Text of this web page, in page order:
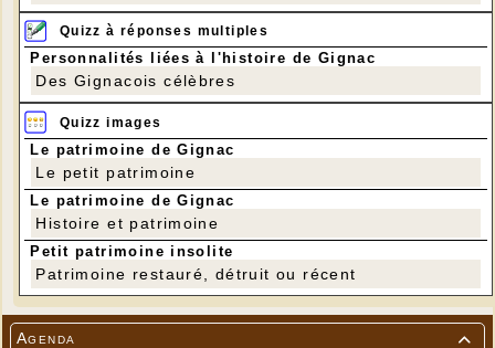

Agenda
Passe sanitaire et masque obligatoire.
Toutefois nous mettons à disposition des masques
pour les personnes qui les auraient oubliés et du
gel hydroalcoolique.
Quizz à réponses multiples
Personnalités liées à l'histoire de Gignac
Des Gignacois célèbres
Quizz images
Le patrimoine de Gignac
Le petit patrimoine
Le patrimoine de Gignac
Histoire et patrimoine
Petit patrimoine insolite
Patrimoine restauré, détruit ou récent